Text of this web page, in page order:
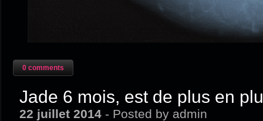
0 comments
Jade 6 mois, est de plus en
22 juillet 2014- Posted by admin